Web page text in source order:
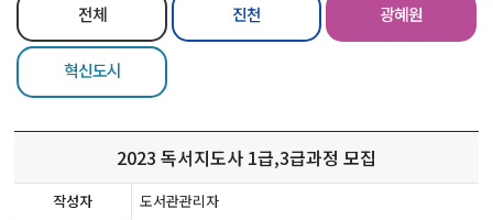
전체 진천 광혜원
혁신도시
2023 독서지도사 1급,3급과정 모집
작성자
도서관관리자